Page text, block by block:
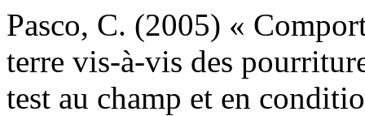
Pasco, C. (2005) «
terre vis-à-vis des
test au champ et en